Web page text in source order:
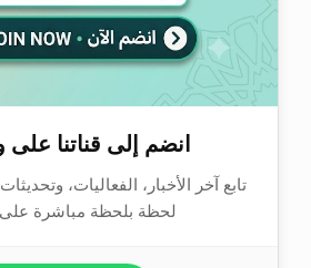
انضم إلى قناتنا
تابع آخر الأخبار، الفعاليات،
لحظة بلحظة مباشرة